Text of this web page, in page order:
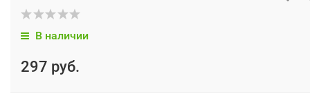
В наличии
297 руб.